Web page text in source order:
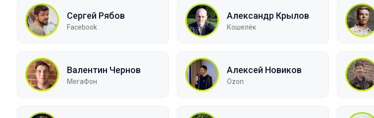
Сергей Рябов
Facebook
Александр Крылов
Кошелёк
Валентин Чернов
МегаФон
Алексей Новиков
Ozon